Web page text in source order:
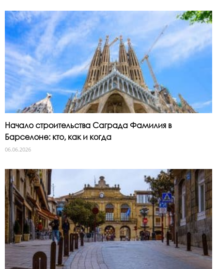
Начало строительства Саграда Фамилия в
Барселоне: кто, как и когда
06.06.2026